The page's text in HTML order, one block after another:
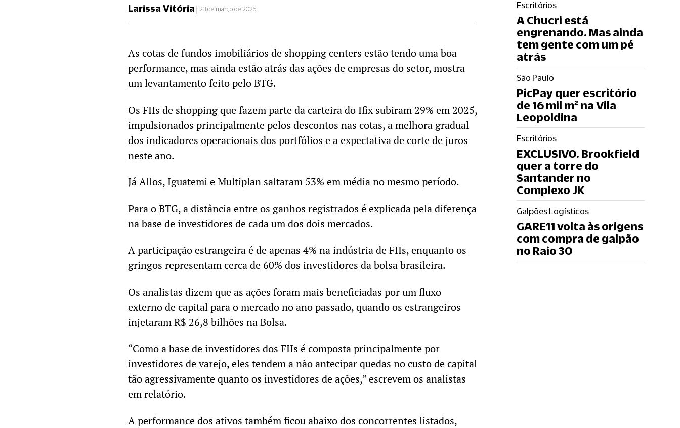
Larissa Vitória| 23 de março de 2026
As cotas de fundos imobiliários de shopping centers estão tendo uma boa
performance, mas ainda estão atrás das ações de empresas do setor, mostra
um levantamento feito pelo BTG.
Os FIIs de shopping que fazem parte da carteira do Ifix subiram 29% em 2025,
impulsionados principalmente pelos descontos nas cotas, a melhora gradual
dos indicadores operacionais dos portfólios e a expectativa de corte de juros
neste ano.
Já Allos, Iguatemi e Multiplan saltaram 53% em média no mesmo período.
Para o BTG, a distância entre os ganhos registrados é explicada pela diferença
na base de investidores de cada um dos dois mercados.
A participação estrangeira é de apenas 4% na indústria de FIIs, enquanto os
gringos representam cerca de 60% dos investidores da bolsa brasileira.
Os analistas dizem que as ações foram mais beneficiadas por um fluxo
externo de capital para o mercado no ano passado, quando os estrangeiros
injetaram R$ 26,8 bilhões na Bolsa.
“Como a base de investidores dos FIIs é composta principalmente por
investidores de varejo, eles tendem a não antecipar quedas no custo de capital
tão agressivamente quanto os investidores de ações,” escrevem os analistas
em relatório.
A performance dos ativos também ficou abaixo dos concorrentes listados,
Escritórios
A Chucri está
engrenando. Mas ainda
tem gente com um pé
atrás
São Paulo
PicPay quer escritório
de 16 mil m² na Vila
Leopoldina
Escritórios
EXCLUSIVO. Brookfield
quer a torre do
Santander no
Complexo JK
Galpões Logísticos
GARE11 volta às origens
com compra de galpão
no Raio 30